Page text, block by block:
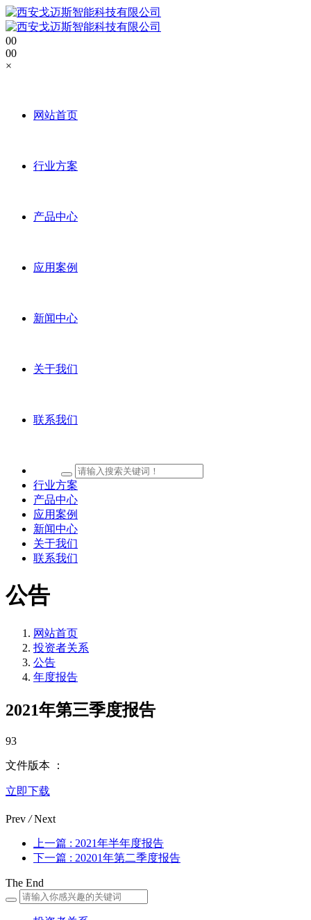
00
00
×
网站首页
行业方案
产品中心
应用案例
新闻中心
关于我们
联系我们
行业方案
产品中心
应用案例
新闻中心
关于我们
联系我们
公告
网站首页
投资者关系
公告
年度报告
2021年第三季度报告
93
文件版本 ：
立即下载
Prev /Next
上一篇 : 2021年半年度报告
下一篇 : 20201年第二季度报告
The End